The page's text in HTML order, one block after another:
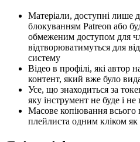
Матеріали, доступні лише
блокуванням Patreon або
обмеженим доступом для
відтворюватимуться для
систему
Відео в профілі, які автор
контент, який вже було
Усе, що знаходиться за
яку інструмент не буде і
Масове копіювання всього
плейлиста одним кліком як